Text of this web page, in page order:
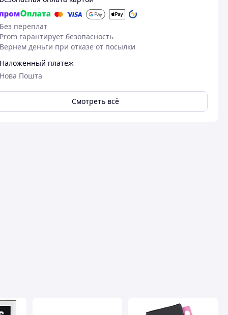
Без переплат
Prom гарантирует безопасность
Вернем деньги при отказе от посылки
Наложенный платеж
Нова Пошта
Смотреть всё